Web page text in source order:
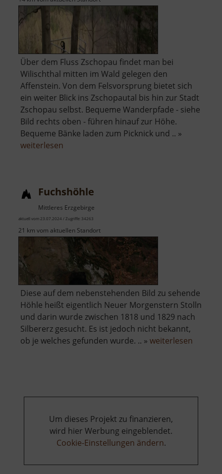
Über dem Fluss Zschopau findet man bei
Wilischthal mitten im Wald gelegen den
Affenstein. Von dem Felsvorsprung bietet sich
ein weiter Blick ins Zschopautal bis hin zur Stadt
Zschopau selbst. Bequeme Wanderpfade - siehe
Bild rechts oben - führen hinauf zur Höhe.
Bequeme Bänke laden zum Picknick und .. »
weiterlesen
Fuchshöhle
Mittleres Erzgebirge
aktuell vom 23.07.2024 / Zugriffe: 34263
21 km vom aktuellen Standort
Diese auf dem nebenstehenden Bild zu sehende
Höhle heißt eigentlich Neuer Morgenstern Stolln
und darin wurde zwischen 1818 und 1829 nach
Silbererz gesucht. Es ist jedoch nicht bekannt,
ob je welches gefunden wurde. .. » weiterlesen
Um dieses Projekt zu finanzieren,
wird hier Werbung eingeblendet.
Cookie-Einstellungen ändern.